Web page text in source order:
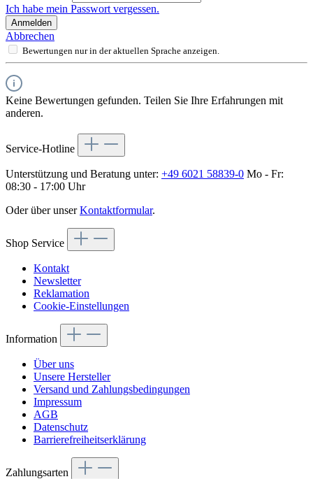
Ich habe mein Passwort vergessen.
Anmelden
Abbrechen
Bewertungen nur in der aktuellen Sprache anzeigen.
Keine Bewertungen gefunden. Teilen Sie Ihre Erfahrungen mit
anderen.
Service-Hotline
Unterstützung und Beratung unter: +49 6021 58839-0 Mo - Fr:
08:30 - 17:00 Uhr
Oder über unserKontaktformular.
Shop Service
Kontakt
Newsletter
Reklamation
Cookie-Einstellungen
Information
Über uns
Unsere Hersteller
Versand und Zahlungsbedingungen
Impressum
AGB
Datenschutz
Barrierefreiheitserklärung
Zahlungsarten